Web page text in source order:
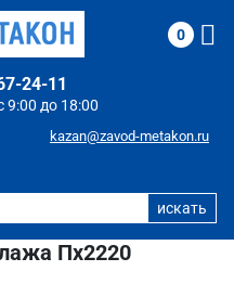
до 18:00
24-11
kazan@zavod-metakon.ru
0
Пх2220